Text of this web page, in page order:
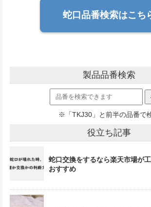
蛇口品番検索はこち
製品品番検索
※「TKJ30」と前半の品番で
役立ち記事
蛇口交換をするなら楽天市場が
おすすめ